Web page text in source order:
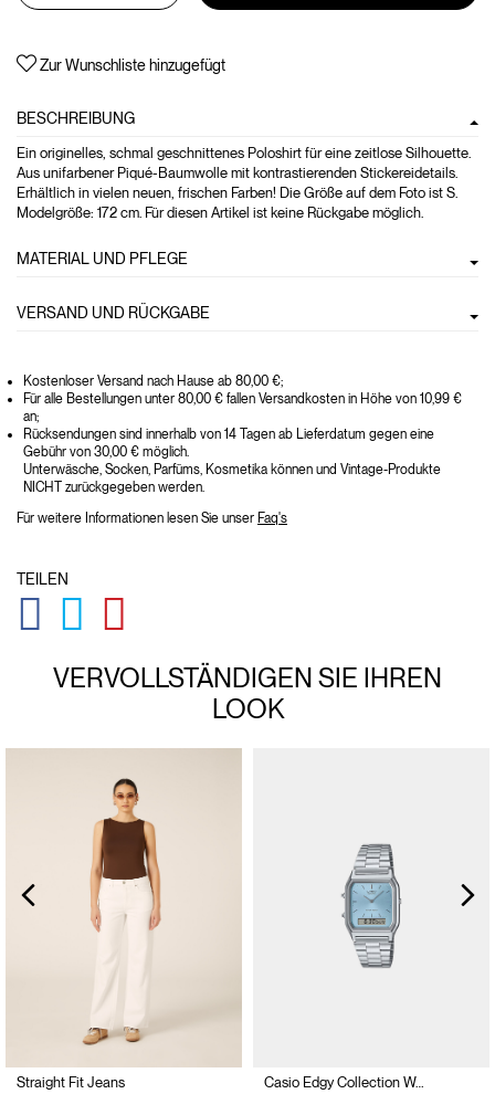
Zur Wunschliste hinzugefügt
BESCHREIBUNG
Ein originelles, schmal geschnittenes Poloshirt für eine zeitlose Silhouette.
Aus unifarbener Piqué-Baumwolle mit kontrastierenden Stickereidetails.
Erhältlich in vielen neuen, frischen Farben! Die Größe auf dem Foto ist S.
Modelgröße: 172 cm. Für diesen Artikel ist keine Rückgabe möglich.
MATERIAL UND PFLEGE
VERSAND UND RÜCKGABE
Kostenloser Versand nach Hause ab 80,00 €;
Für alle Bestellungen unter 80,00 € fallen Versandkosten in Höhe von 10,99 €
an;
Rücksendungen sind innerhalb von 14 Tagen ab Lieferdatum gegen eine
Gebühr von 30,00 € möglich.
Unterwäsche, Socken, Parfüms, Kosmetika können und Vintage-Produkte
NICHT zurückgegeben werden.
Für weitere Informationen lesen Sie unser Faq's
TEILEN
GLOBAL.SOCIALSHARE.FACEBOOK
GLOBAL.SOCIALSHARE.TWITTER
VERVOLLSTÄNDIGEN SIE IHREN
LOOK
Straight Fit Jeans Casio Edgy Collection Watch